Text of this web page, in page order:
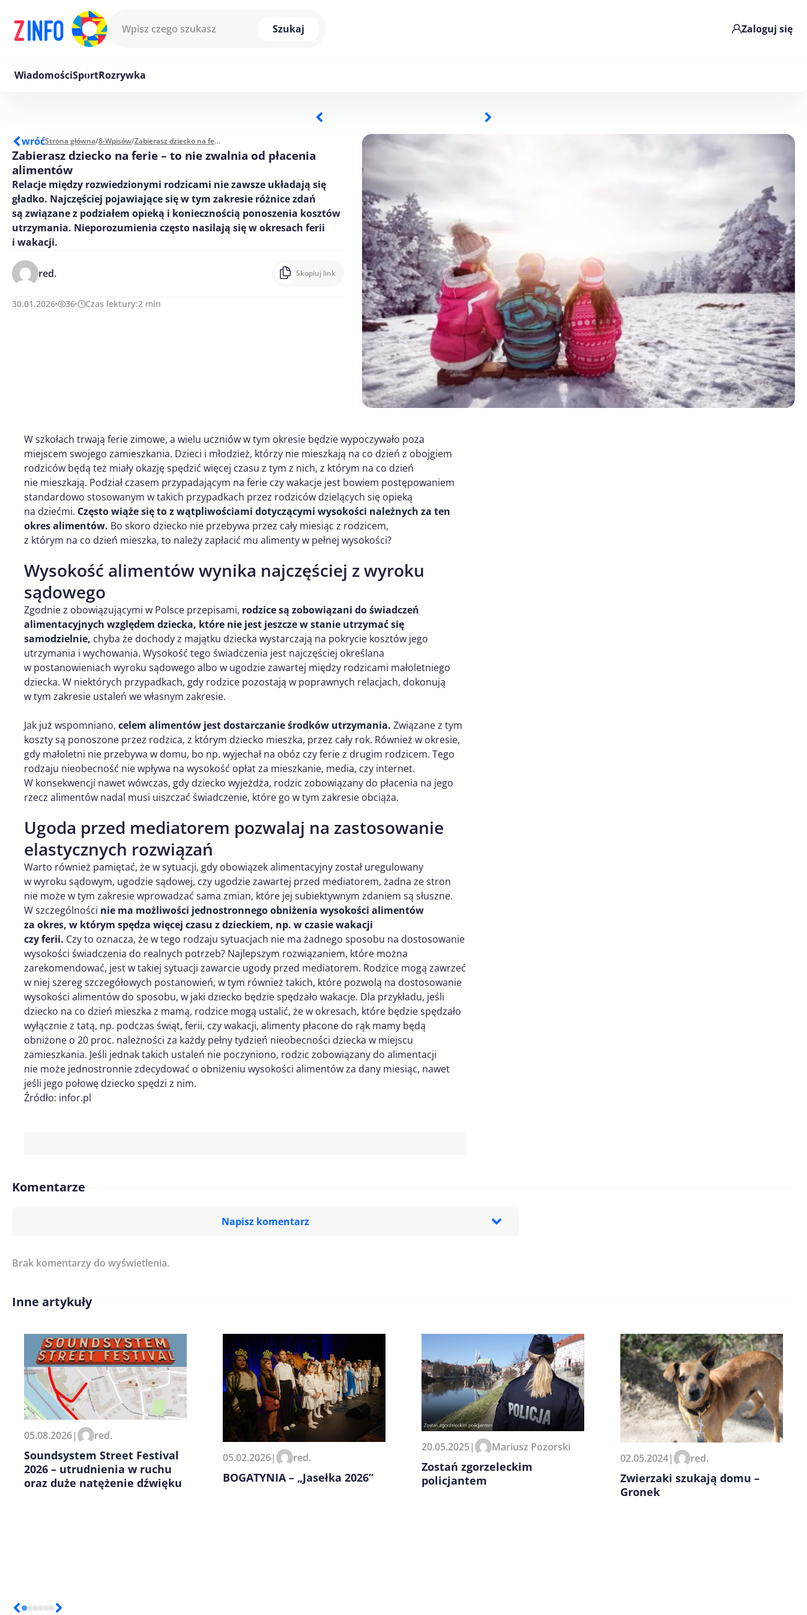
Szukaj
Zaloguj się
WiadomościSportRozrywka
wróćStrona główna/8-Wpisów/ Zabierasz dziecko na ferie - to nie zwalnia od płacenia alimentów
Zabierasz dziecko na ferie – to nie zwalnia od płacenia
alimentów
Relacje między rozwiedzionymi rodzicami nie zawsze układają się
gładko. Najczęściej pojawiające się w tym zakresie różnice zdań
są związane z podziałem opieką i koniecznością ponoszenia kosztów
utrzymania. Nieporozumienia często nasilają się w okresach ferii
i wakacji.
red. Skopiuj link
30.01.2026 36 Czas lektury:2 min
W szkołach trwają ferie zimowe, a wielu uczniów w tym okresie będzie wypoczywało poza
miejscem swojego zamieszkania. Dzieci i młodzież, którzy nie mieszkają na co dzień z obojgiem
rodziców będą też miały okazję spędzić więcej czasu z tym z nich, z którym na co dzień
nie mieszkają. Podział czasem przypadającym na ferie czy wakacje jest bowiem postępowaniem
standardowo stosowanym w takich przypadkach przez rodziców dzielących się opieką
na dziećmi. Często wiąże się to z wątpliwościami dotyczącymi wysokości należnych za ten
okres alimentów. Bo skoro dziecko nie przebywa przez cały miesiąc z rodzicem,
z którym na co dzień mieszka, to należy zapłacić mu alimenty w pełnej wysokości?
Wysokość alimentów wynika najczęściej z wyroku
sądowego
Zgodnie z obowiązującymi w Polsce przepisami, rodzice są zobowiązani do świadczeń
alimentacyjnych względem dziecka, które nie jest jeszcze w stanie utrzymać się
samodzielnie, chyba że dochody z majątku dziecka wystarczają na pokrycie kosztów jego
utrzymania i wychowania. Wysokość tego świadczenia jest najczęściej określana
w postanowieniach wyroku sądowego albo w ugodzie zawartej między rodzicami małoletniego
dziecka. W niektórych przypadkach, gdy rodzice pozostają w poprawnych relacjach, dokonują
w tym zakresie ustaleń we własnym zakresie.
Jak już wspomniano, celem alimentów jest dostarczanie środków utrzymania. Związane z tym
koszty są ponoszone przez rodzica, z którym dziecko mieszka, przez cały rok. Również w okresie,
gdy małoletni nie przebywa w domu, bo np. wyjechał na obóz czy ferie z drugim rodzicem. Tego
rodzaju nieobecność nie wpływa na wysokość opłat za mieszkanie, media, czy internet.
W konsekwencji nawet wówczas, gdy dziecko wyjeżdża, rodzic zobowiązany do płacenia na jego
rzecz alimentów nadal musi uiszczać świadczenie, które go w tym zakresie obciąża.
Ugoda przed mediatorem pozwalaj na zastosowanie
elastycznych rozwiązań
Warto również pamiętać, że w sytuacji, gdy obowiązek alimentacyjny został uregulowany
w wyroku sądowym, ugodzie sądowej, czy ugodzie zawartej przed mediatorem, żadna ze stron
nie może w tym zakresie wprowadzać sama zmian, które jej subiektywnym zdaniem są słuszne.
W szczególności nie ma możliwości jednostronnego obniżenia wysokości alimentów
za okres, w którym spędza więcej czasu z dzieckiem, np. w czasie wakacji
czy ferii. Czy to oznacza, że w tego rodzaju sytuacjach nie ma żadnego sposobu na dostosowanie
wysokości świadczenia do realnych potrzeb? Najlepszym rozwiązaniem, które można
zarekomendować, jest w takiej sytuacji zawarcie ugody przed mediatorem. Rodzice mogą zawrzeć
w niej szereg szczegółowych postanowień, w tym również takich, które pozwolą na dostosowanie
wysokości alimentów do sposobu, w jaki dziecko będzie spędzało wakacje. Dla przykładu, jeśli
dziecko na co dzień mieszka z mamą, rodzice mogą ustalić, że w okresach, które będzie spędzało
wyłącznie z tatą, np. podczas świąt, ferii, czy wakacji, alimenty płacone do rąk mamy będą
obniżone o 20 proc. należności za każdy pełny tydzień nieobecności dziecka w miejscu
zamieszkania. Jeśli jednak takich ustaleń nie poczyniono, rodzic zobowiązany do alimentacji
nie może jednostronnie zdecydować o obniżeniu wysokości alimentów za dany miesiąc, nawet
jeśli jego połowę dziecko spędzi z nim.
Źródło: infor.pl
Komentarze
Napisz komentarz
Imię/ Nick*
Zapamiętaj moje dane w tej przeglądarce podczas pisania
kolejnych komentarzy.
Brak komentarzy do wyświetlenia.
Inne artykuły
05.08.2026| red.
Soundsystem Street Festival
2026 – utrudnienia w ruchu
oraz duże natężenie dźwięku
05.02.2026| red.
BOGATYNIA – „Jasełka 2026”
20.05.2025| Mariusz Pozorski
Zostań zgorzeleckim
policjantem
02.05.2024| red.
Zwierzaki szukają domu –
Gronek